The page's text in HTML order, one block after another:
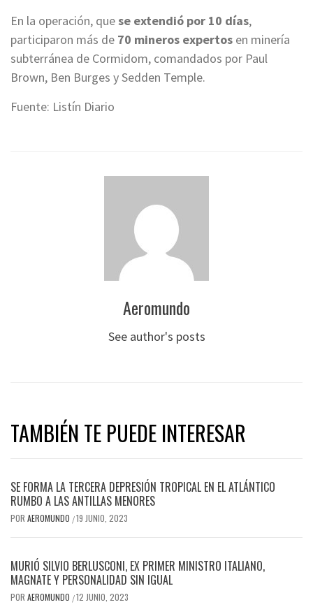
En la operación, quese extendió por 10 días,
participaron más de 70 mineros expertos en minería
subterránea de Cormidom, comandados por Paul
Brown, Ben Burges y Sedden Temple.
Fuente: Listín Diario
Aeromundo
See author's posts
TAMBIÉN TE PUEDE INTERESAR
SE FORMA LA TERCERA DEPRESIÓN TROPICAL EN EL ATLÁNTICO
RUMBO A LAS ANTILLAS MENORES
POR AEROMUNDO /19 JUNIO, 2023
MURIÓ SILVIO BERLUSCONI, EX PRIMER MINISTRO ITALIANO,
MAGNATE Y PERSONALIDAD SIN IGUAL
POR AEROMUNDO /12 JUNIO, 2023